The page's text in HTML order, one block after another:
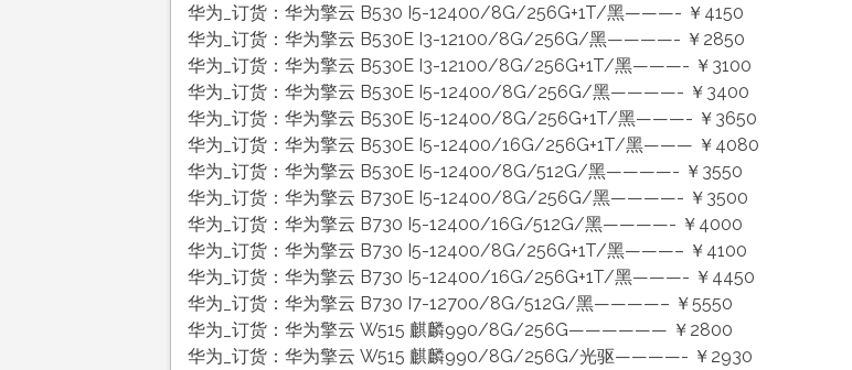
华为_订货：华为擎云 B530 I5-12400/8G/256G+1T/黑———- ￥4150
华为_订货：华为擎云 B530E I3-12100/8G/256G/黑————- ￥2850
华为_订货：华为擎云 B530E I3-12100/8G/256G+1T/黑———- ￥3100
华为_订货：华为擎云 B530E I5-12400/8G/256G/黑————- ￥3400
华为_订货：华为擎云 B530E I5-12400/8G/256G+1T/黑———- ￥3650
华为_订货：华为擎云 B530E I5-12400/16G/256G+1T/黑——— ￥4080
华为_订货：华为擎云 B530E I5-12400/8G/512G/黑————- ￥3550
华为_订货：华为擎云 B730E I5-12400/8G/256G/黑————- ￥3500
华为_订货：华为擎云 B730 I5-12400/16G/512G/黑————- ￥4000
华为_订货：华为擎云 B730 I5-12400/8G/256G+1T/黑———– ￥4100
华为_订货：华为擎云 B730 I5-12400/16G/256G+1T/黑———- ￥4450
华为_订货：华为擎云 B730 I7-12700/8G/512G/黑————– ￥5550
华为_订货：华为擎云 W515 麒麟990/8G/256G—————— ￥2800
华为_订货：华为擎云 W515 麒麟990/8G/256G/光驱————- ￥2930